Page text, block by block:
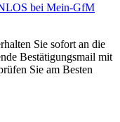
bei Mein-GfM
Sie sofort an die
Bestätigungsmail mit
Sie am Besten